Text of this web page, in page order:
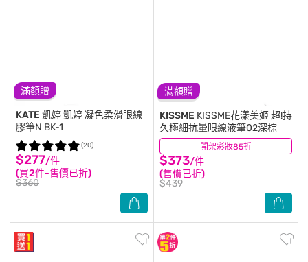
滿額贈
KATE 凱婷凱婷 凝色柔滑眼線
膠筆N BK-1
$277/件
(買2件-售價已折)
$360
(20)
滿額贈
開架彩妝85折
KISSME KISSME花漾美姬 超!持
久極細抗暈眼線液筆02深棕
$373/件
(售價已折)
$439
(13)